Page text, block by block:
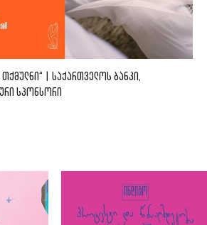
ᲗᲥᲛᲣᲚᲜᲘ“ | ᲡᲐᲥᲐᲠᲗᲕᲔᲚᲝᲡ ᲑᲐᲜᲙᲘ,
ᲡᲞᲝᲜᲡᲝᲠᲘ